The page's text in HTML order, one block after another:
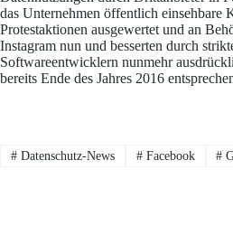
das Unternehmen öffentlich einsehbare
Protestaktionen ausgewertet und an
Instagram nun und besserten durch
Softwareentwicklern nunmehr
bereits Ende des Jahres 2016
#Datenschutz-News #Facebook #